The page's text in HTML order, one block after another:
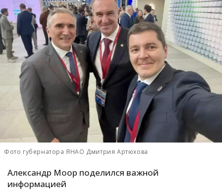
В
Р
С
Фото губернатора ЯНАО Дмитрия Артюхова
Александр Моор поделился важной
информацией